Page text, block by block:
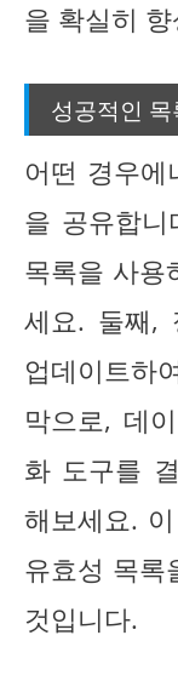
을 확실히
성공적인
어떤 경우
을 공유합
목록을 사용
세요. 둘째,
업데이트하
막으로, 데
화 도구를
해보세요.
유효성 목록
것입니다.